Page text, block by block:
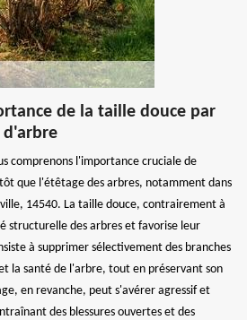
de la taille douce par
comprenons l'importance cruciale de
que l'étêtage des arbres, notamment dans
14540. La taille douce, contrairement à
structurelle des arbres et favorise leur
à supprimer sélectivement des branches
la santé de l'arbre, tout en préservant son
en revanche, peut s'avérer agressif et
des blessures ouvertes et des